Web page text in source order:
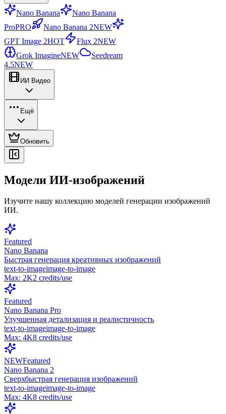
Nano Banana
Nano Banana
ProPRO Nano Banana 2NEW
GPT Image 2HOT Flux 2NEW
Grok ImagineNEW
Seedream
4.5NEW
ИИ Видео
Ещё
Обновить
Модели ИИ-изображений
Изучите нашу коллекцию моделей генерации изображений
ИИ.
Featured
Nano Banana
Быстрая генерация креативных изображений
text-to-imageimage-to-image
Max: 2K2 credits/use
Featured
Nano Banana Pro
Улучшенная детализация и реалистичность
text-to-imageimage-to-image
Max: 4K8 credits/use
NEWFeatured
Nano Banana 2
Сверхбыстрая генерация изображений
text-to-imageimage-to-image
Max: 4K8 credits/use